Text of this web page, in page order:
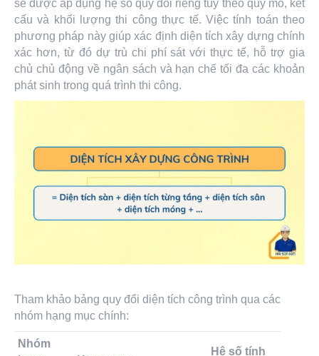
sẽ được áp dụng hệ số quy đổi riêng tùy theo quy mô, kết
cấu và khối lượng thi công thực tế. Việc tính toán theo
phương pháp này giúp xác định diện tích xây dựng chính
xác hơn, từ đó dự trù chi phí sát với thực tế, hỗ trợ gia
chủ chủ động về ngân sách và hạn chế tối đa các khoản
phát sinh trong quá trình thi công.
Tham khảo bảng quy đổi diện tích công trình qua các
nhóm hạng mục chính:
Nhóm
Hệ số tính